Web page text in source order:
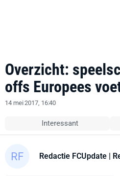
Overzicht:
offs Europees
14 mei 2017, 16:40
Interessant
Redactie FCUpdate |